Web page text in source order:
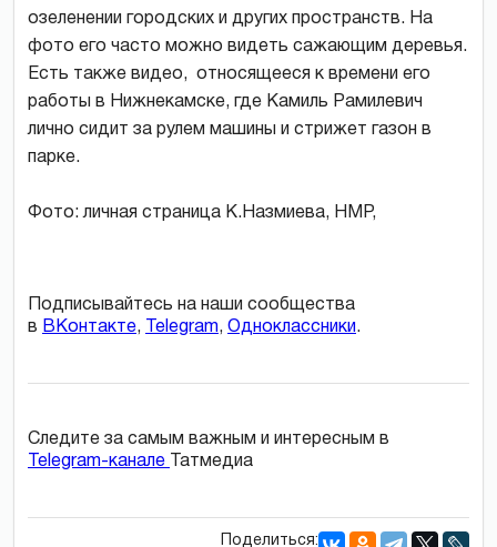
озеленении городских и других пространств. На
фото его часто можно видеть сажающим деревья.
Есть также видео, относящееся к времени его
работы в Нижнекамске, где Камиль Рамилевич
лично сидит за рулем машины и стрижет газон в
парке.
Фото: личная страница К.Назмиева, НМР,
Подписывайтесь на наши сообщества
в ВКонтакте, Telegram, Одноклассники .
Следите за самым важным и интересным в
Telegram-канале
Татмедиа
Поделиться: